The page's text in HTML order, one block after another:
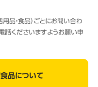
用品・食品）ごとにお問い合わ
話くださいますようお願い申
食品について